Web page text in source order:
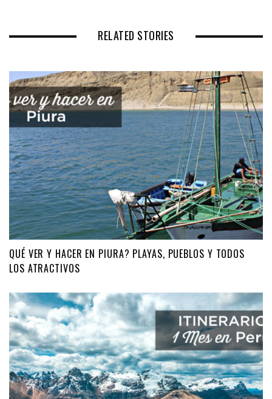
RELATED STORIES
QUÉ VER Y HACER EN PIURA? PLAYAS, PUEBLOS Y TODOS
LOS ATRACTIVOS